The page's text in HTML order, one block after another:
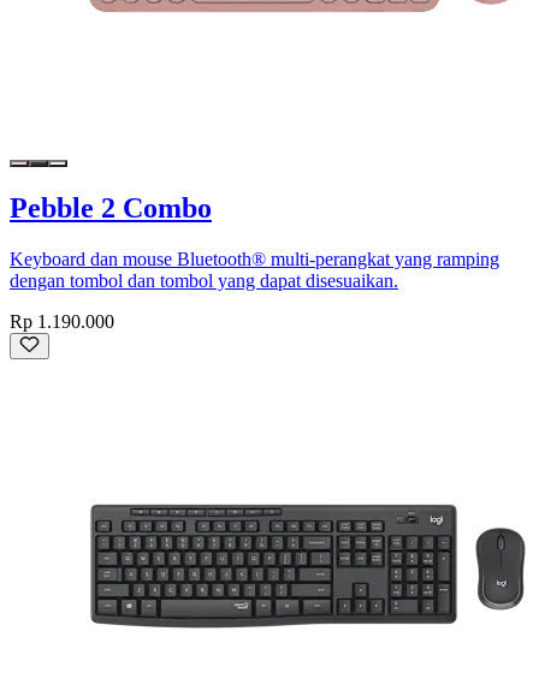
Pebble 2 Combo
Keyboard dan mouse Bluetooth® multi-perangkat yang ramping
dengan tombol dan tombol yang dapat disesuaikan.
Rp 1.190.000